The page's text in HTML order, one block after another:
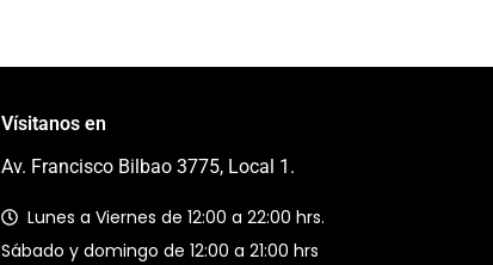
Vísitanos en
Av. Francisco Bilbao 3775, Local 1.
Lunes a Viernes de 12:00 a 22:00 hrs.
Sábado y domingo de 12:00 a 21:00 hrs